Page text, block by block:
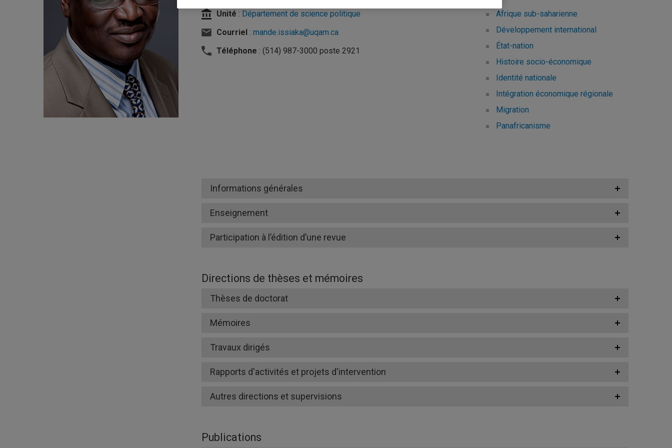
Unité : Département de science politique
Courriel: mande.issiaka@uqam.ca
Téléphone : (514) 987-3000 poste 2921
Afrique sub-saharienne
Développement international
État-nation
Histoire socio-économique
Identité nationale
Intégration économique régionale
Migration
Panafricanisme
Informations générales
Enseignement
Participation à l’édition d’une revue
Directions de thèses et mémoires
Thèses de doctorat
Mémoires
Travaux dirigés
Rapports d'activités et projets d'intervention
Autres directions et supervisions
Publications